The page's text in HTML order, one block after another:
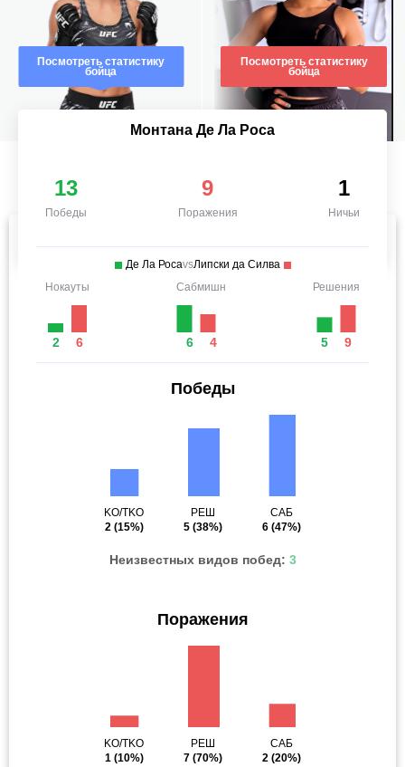
Посмотреть статистику
бойца
Посмотреть статистику
бойца
Монтана Де Ла Роса
13
Победы
9
Поражения
1
Ничьи
Де Ла РосаvsЛипски да Силва
Нокауты
2 6
Сабмишн
6 4
Решения
5 9
Победы
KO/TKO
2(15%)
РЕШ
5 (38%)
САБ
6 (47%)
Неизвестных видов побед: 3
Поражения
KO/TKO
1(10%)
РЕШ
7 (70%)
САБ
2 (20%)